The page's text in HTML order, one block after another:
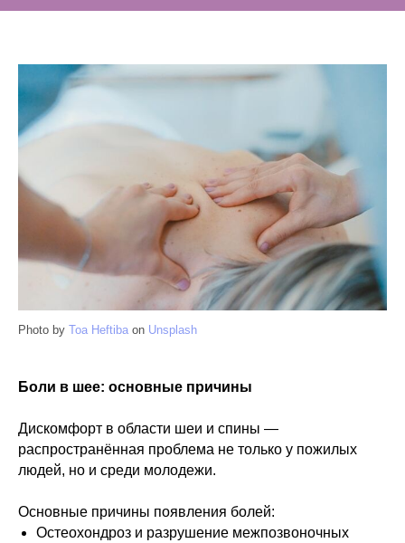
Photo by Toa Heftiba on Unsplash
Боли в шее: основные причины
Дискомфорт в области шеи и спины —
распространённая проблема не только у пожилых
людей, но и среди молодежи.
Основные причины появления болей:
Остеохондроз и разрушение межпозвоночных